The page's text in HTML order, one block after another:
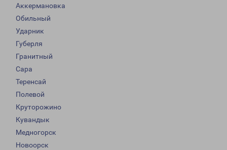
Аккермановка
Обильный
Ударник
Губерля
Гранитный
Сара
Теренсай
Полевой
Круторожино
Кувандык
Медногорск
Новоорск